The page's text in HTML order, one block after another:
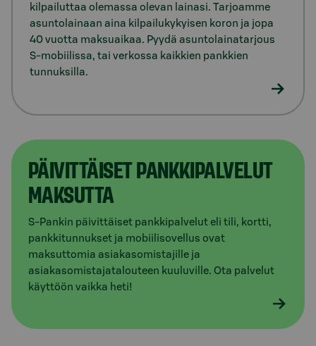
kilpailuttaa olemassa olevan lainasi. Tarjoamme
asuntolainaan aina kilpailukykyisen koron ja jopa
40 vuotta maksuaikaa. Pyydä asuntolainatarjous
S-mobiilissa, tai verkossa kaikkien pankkien
tunnuksilla.
PÄIVITTÄISET PANKKI­PALVELUT
MAKSUTTA​
S-Pankin päivittäiset pankkipalvelut eli tili, kortti,
pankkitunnukset ja mobiilisovellus ovat
maksuttomia asiakasomistajille ja
asiakasomistajatalouteen kuuluville. Ota palvelut
käyttöön vaikka heti!